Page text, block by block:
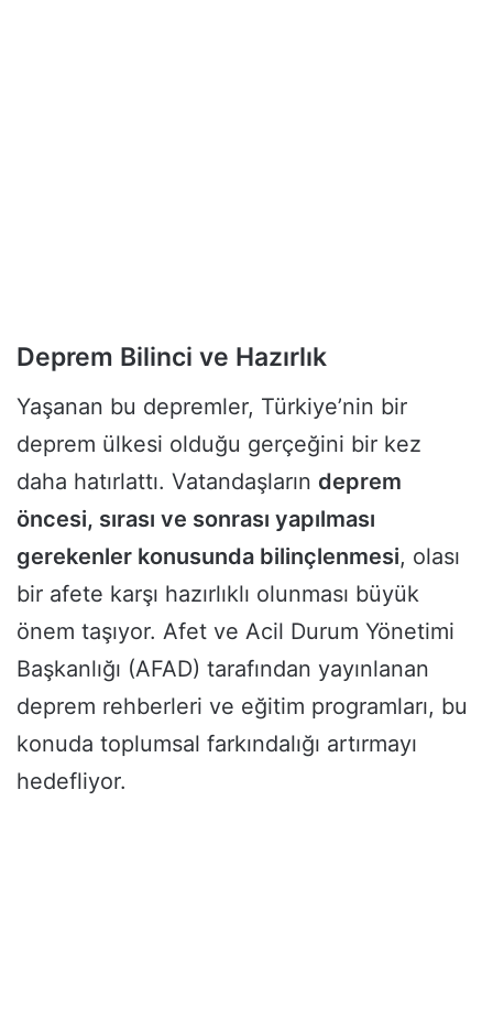
Deprem Bilinci ve Hazırlık
Yaşanan bu depremler, Türkiye’nin bir
deprem ülkesi olduğu gerçeğini bir kez
daha hatırlattı. Vatandaşların deprem
öncesi, sırası ve sonrası yapılması
gerekenler konusunda bilinçlenmesi, olası
bir afete karşı hazırlıklı olunması büyük
önem taşıyor. Afet ve Acil Durum Yönetimi
Başkanlığı (AFAD) tarafından yayınlanan
deprem rehberleri ve eğitim programları, bu
konuda toplumsal farkındalığı artırmayı
hedefliyor.